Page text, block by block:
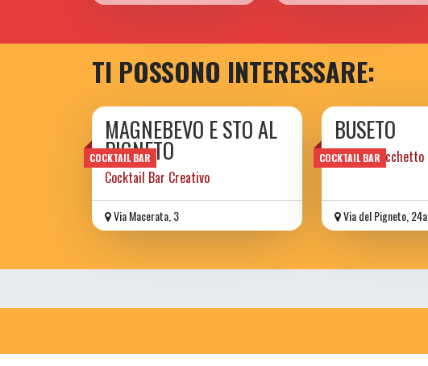
TI POSSONO INTERESSARE:
COCKTAIL BAR
MAGNEBEVO E STO AL
PIGNETO
Cocktail Bar Creativo
Via Macerata, 3
COCKTAIL BAR
BUSETO
gotto & cicchetto
Via del Pigneto, 24a